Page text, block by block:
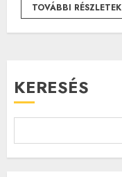
TOVÁBBI RÉSZLETEK
KERESÉS